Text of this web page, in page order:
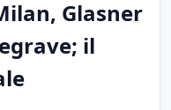
Glasner
il